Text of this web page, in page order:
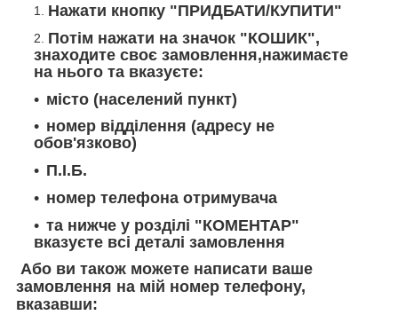
Нажати кнопку "ПРИДБАТИ/КУПИТИ"
Потім нажати на значок "КОШИК",
знаходите своє замовлення,нажимаєте
на нього та вказуєте:
місто (населений пункт)
номер відділення (адресу не
обов'язково)
П.І.Б.
номер телефона отримувача
та нижче у розділі "КОМЕНТАР"
вказуєте всі деталі замовлення
Або ви також можете написати ваше
замовлення на мій номер телефону,
вказавши: